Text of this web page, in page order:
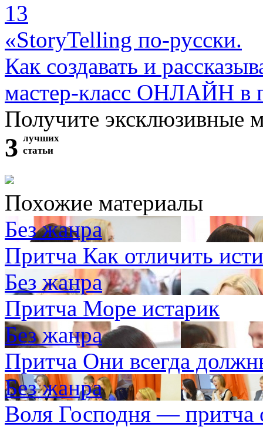
13
«StoryTelling по-русски.
Как создавать и
мастер-класс ОНЛАЙН в
Получите эксклюзивные
3 лучших
статьи
Похожие материалы
Без жанра
Притча Как отличить
Без жанра
Притча Море истарик
Без жанра
Притча Они всегда
Без жанра
Воля Господня — притча